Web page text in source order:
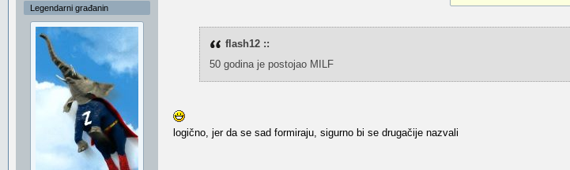
Legendarni građanin
flash12 ::
50 godina je postojao MILF
logično, jer da se sad formiraju, sigurno bi se drugačije nazvali